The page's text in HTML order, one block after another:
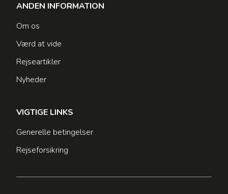
ANDEN INFORMATION
Om os
Værd at vide
Rejseartikler
Nyheder
VIGTIGE LINKS
Generelle betingelser
Rejseforsikring